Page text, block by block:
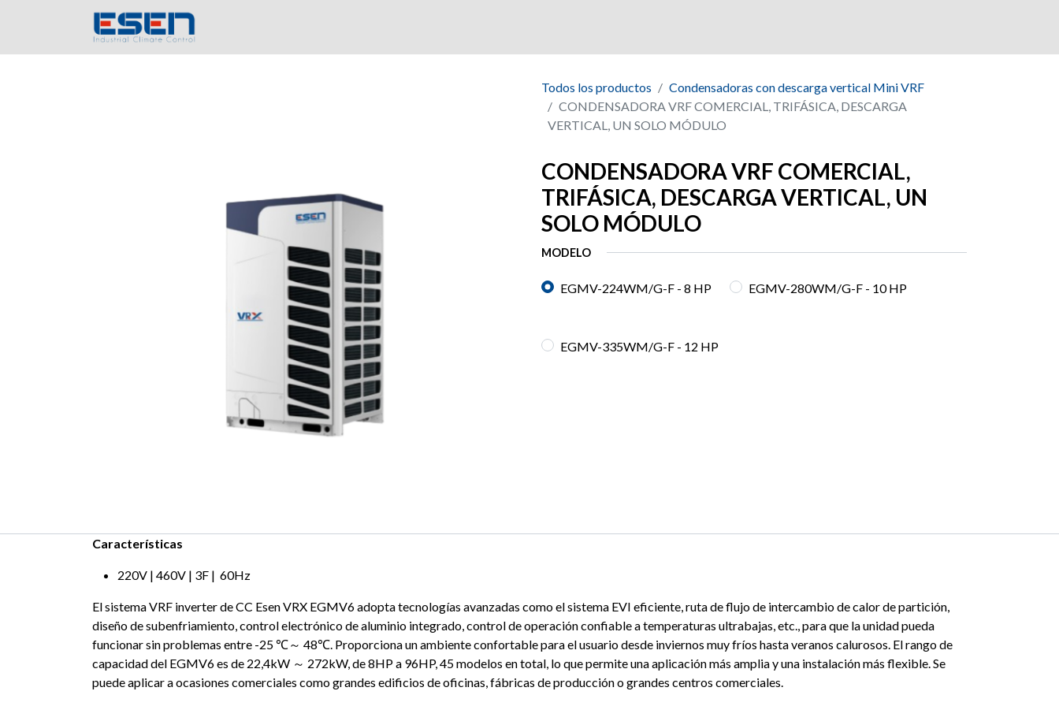
Todos los productos
Condensadoras con descarga vertical Mini VRF
CONDENSADORA VRF COMERCIAL, TRIFÁSICA, DESCARGA
VERTICAL, UN SOLO MÓDULO
CONDENSADORA VRF COMERCIAL,
TRIFÁSICA, DESCARGA VERTICAL, UN
SOLO MÓDULO
MODELO
EGMV-224WM/G-F - 8 HP EGMV-280WM/G-F - 10 HP
EGMV-335WM/G-F - 12 HP
Características
220V | 460V | 3F | 60Hz
El sistema VRF inverter de CC Esen VRX EGMV6 adopta tecnologías avanzadas como el sistema EVI eficiente, ruta de flujo de intercambio de calor de partición,
diseño de subenfriamiento, control electrónico de aluminio integrado, control de operación confiable a temperaturas ultrabajas, etc., para que la unidad pueda
funcionar sin problemas entre -25 ℃～ 48℃. Proporciona un ambiente confortable para el usuario desde inviernos muy fríos hasta veranos calurosos. El rango de
capacidad del EGMV6 es de 22,4kW ～ 272kW, de 8HP a 96HP, 45 modelos en total, lo que permite una aplicación más amplia y una instalación más flexible. Se
puede aplicar a ocasiones comerciales como grandes edificios de oficinas, fábricas de producción o grandes centros comerciales.